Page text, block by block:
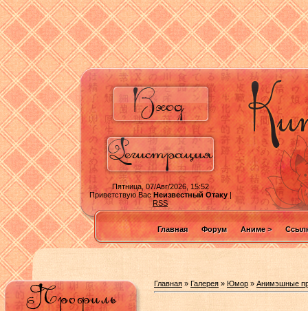
Пятница, 07/Авг/2026, 15:52
Приветствую ВасНеизвестный Отаку|
RSS
Главная Форум Аниме >
Главная » Галерея » Юмор » Анимэшные